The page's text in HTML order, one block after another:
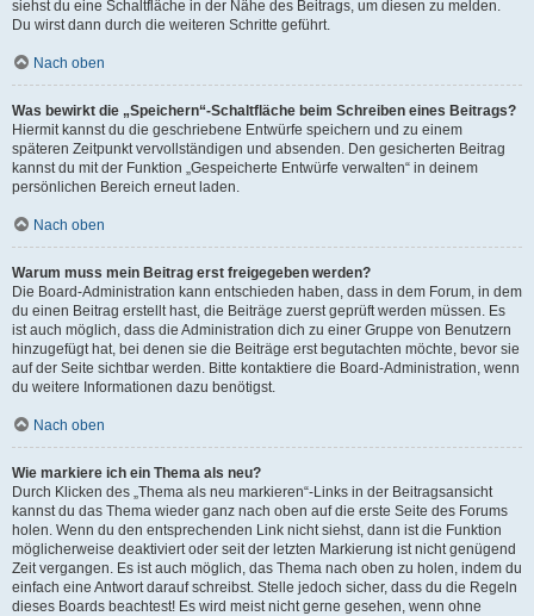
siehst du eine Schaltfläche in der Nähe des Beitrags, um diesen zu melden.
Du wirst dann durch die weiteren Schritte geführt.
Nach oben
Was bewirkt die „Speichern“-Schaltfläche beim Schreiben eines Beitrags?
Hiermit kannst du die geschriebene Entwürfe speichern und zu einem
späteren Zeitpunkt vervollständigen und absenden. Den gesicherten Beitrag
kannst du mit der Funktion „Gespeicherte Entwürfe verwalten“ in deinem
persönlichen Bereich erneut laden.
Nach oben
Warum muss mein Beitrag erst freigegeben werden?
Die Board-Administration kann entschieden haben, dass in dem Forum, in dem
du einen Beitrag erstellt hast, die Beiträge zuerst geprüft werden müssen. Es
ist auch möglich, dass die Administration dich zu einer Gruppe von Benutzern
hinzugefügt hat, bei denen sie die Beiträge erst begutachten möchte, bevor sie
auf der Seite sichtbar werden. Bitte kontaktiere die Board-Administration, wenn
du weitere Informationen dazu benötigst.
Nach oben
Wie markiere ich ein Thema als neu?
Durch Klicken des „Thema als neu markieren“-Links in der Beitragsansicht
kannst du das Thema wieder ganz nach oben auf die erste Seite des Forums
holen. Wenn du den entsprechenden Link nicht siehst, dann ist die Funktion
möglicherweise deaktiviert oder seit der letzten Markierung ist nicht genügend
Zeit vergangen. Es ist auch möglich, das Thema nach oben zu holen, indem du
einfach eine Antwort darauf schreibst. Stelle jedoch sicher, dass du die Regeln
dieses Boards beachtest! Es wird meist nicht gerne gesehen, wenn ohne